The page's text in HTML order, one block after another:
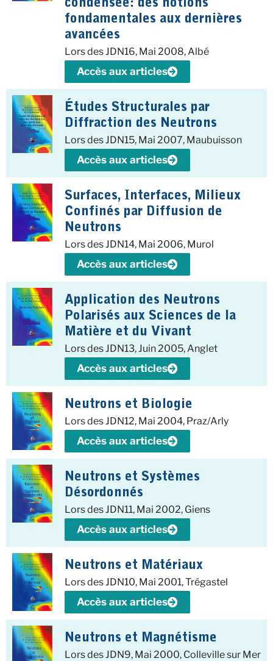
condensée: des notions
fondamentales aux dernières
avancées
Lors des JDN16, Mai 2008, Albé
Accès aux articles
Études Structurales par
Diffraction des Neutrons
Lors des JDN15, Mai 2007, Maubuisson
Accès aux articles
Surfaces, Interfaces, Milieux
Confinés par Diffusion de
Neutrons
Lors des JDN14, Mai 2006, Murol
Accès aux articles
Application des Neutrons
Polarisés aux Sciences de la
Matière et du Vivant
Lors des JDN13, Juin 2005, Anglet
Accès aux articles
Neutrons et Biologie
Lors des JDN12, Mai 2004, Praz/Arly
Accès aux articles
Neutrons et Systèmes
Désordonnés
Lors des JDN11, Mai 2002, Giens
Accès aux articles
Neutrons et Matériaux
Lors des JDN10, Mai 2001, Trégastel
Accès aux articles
Neutrons et Magnétisme
Lors des JDN9, Mai 2000, Colleville sur Mer